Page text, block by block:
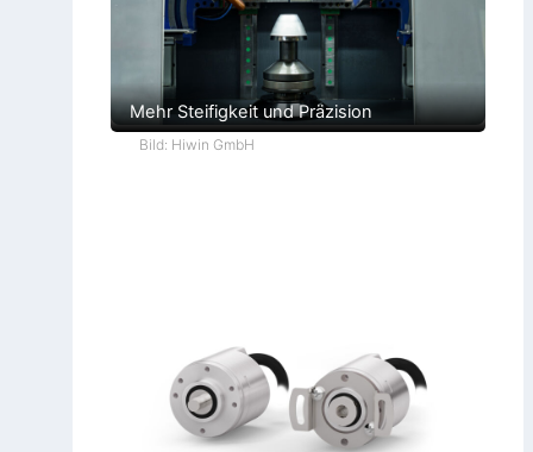
Mehr Steifigkeit und Präzision
Bild: Hiwin GmbH